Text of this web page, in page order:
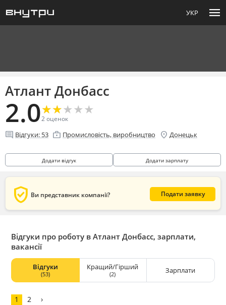
УКР menu
Атлант Донбасс
2.0★
★★
★★
★★
★★
★
2оценок
comment Відгуки: 53 enterprise Промисловість, виробництво location_on Донецьк
Додати відгук Додати зарплату
verified_user Ви представник компанії? Подати заявку
Відгуки про роботу в Атлант Донбасс, зарплати,
вакансії
Відгуки
(53)
Кращий/Гірший
(2) Зарплати
1 2 ›